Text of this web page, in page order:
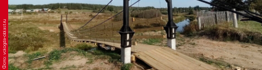
Фото: vologda-oblast.ru